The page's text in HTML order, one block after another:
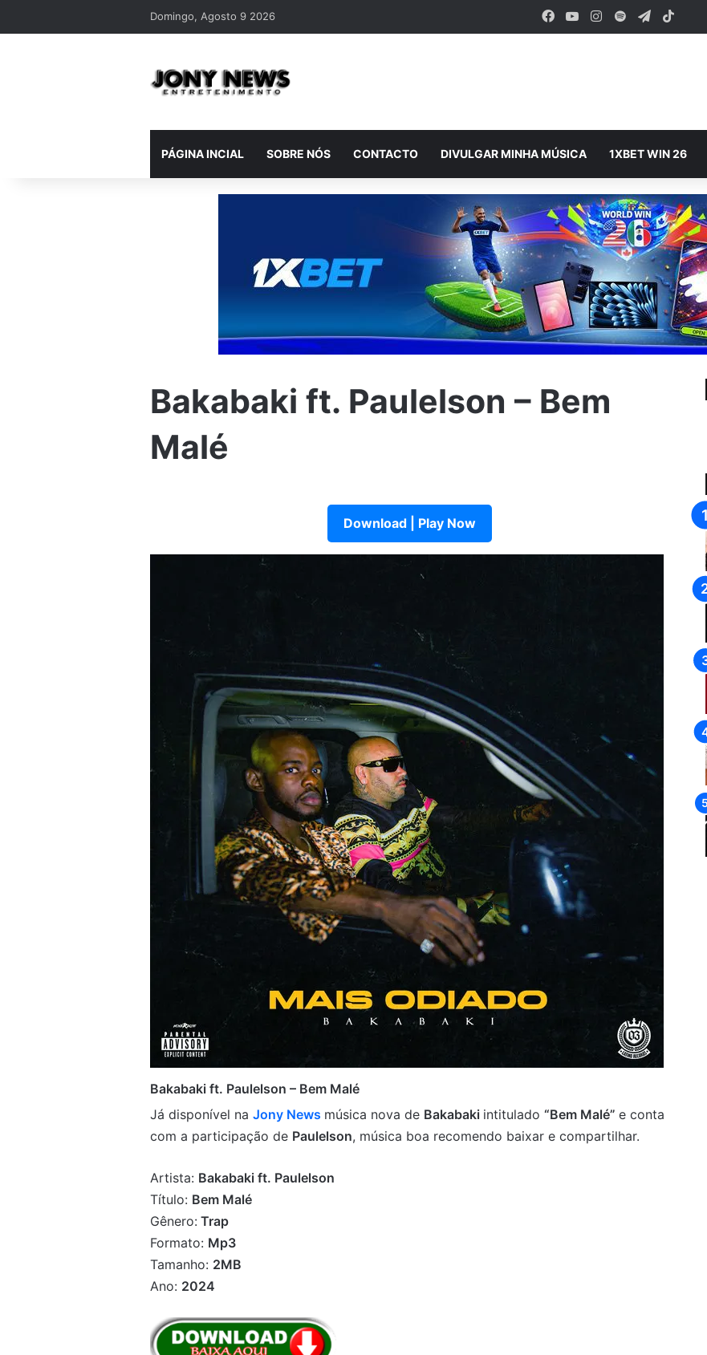
Domingo, Agosto 9 2026 Facebook
YouTubeInstagram
SpotifyTelegram
TikTok
PÁGINA INCIAL SOBRE NÓS CONTACTO DIVULGAR MINHA MÚSICA 1XBET WIN 26
Bakabaki ft. Paulelson – Bem
Malé
Download | Play Now
Bakabaki ft. Paulelson – Bem Malé
Já disponível na Jony News música nova de Bakabaki intitulado “Bem Malé” e conta
com a participação de Paulelson, música boa recomendo baixar e compartilhar.
Artista: Bakabaki ft. Paulelson
Título: Bem Malé
Gênero: Trap
Formato: Mp3
Tamanho: 2MB
Ano: 2024